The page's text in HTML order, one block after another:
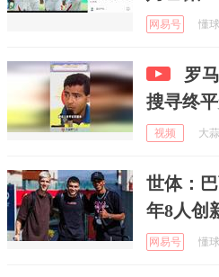
网易号 懂
罗
搜寻终
视频 大
世体：
年8人创
网易号 懂